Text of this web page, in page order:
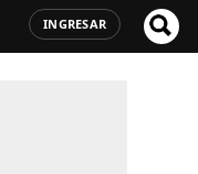
INGRESAR